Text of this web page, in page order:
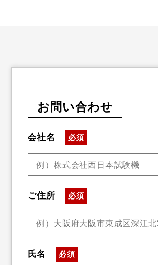
お問い合わせ
会社名 必須
ご住所 必須
氏名 必須